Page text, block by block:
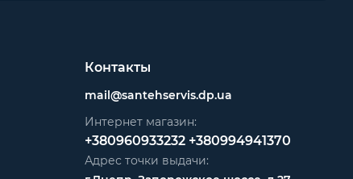
Контакты
mail@santehservis.dp.ua
Интернет магазин:
+380960933232 +380994941370
Адрес точки выдачи: